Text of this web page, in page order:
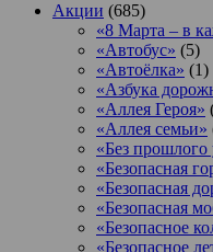
Акции (685)
«8 Марта – в
«Автобус» (5)
«Автоёлка» (1)
«Азбука
«Аллея Героя»
«Аллея семьи»
«Без прошлого
«Безопасная
«Безопасная
«Безопасная
«Безопасное
«Безопасное